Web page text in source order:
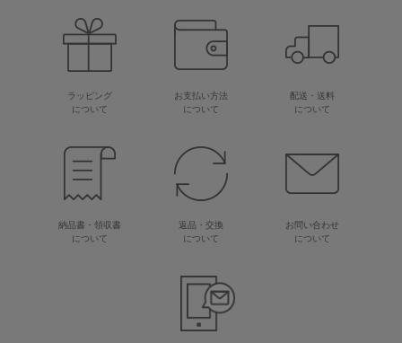
ラッピング
について
お支払い方法
について
配送・送料
について
納品書・領収書
について
返品・交換
について
お問い合わせ
について